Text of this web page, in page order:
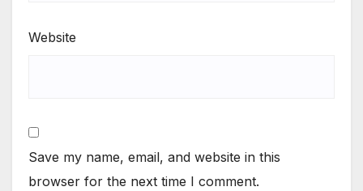
Website
Save my name, email, and website in this
browser for the next time I comment.